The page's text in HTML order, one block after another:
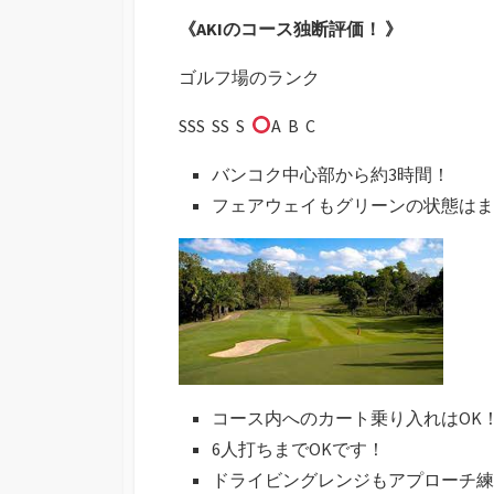
《AKIのコース独断評価！ 》
ゴルフ場のランク
SSS SS S A B C
バンコク中心部から約3時間！
フェアウェイもグリーンの状態は
コース内へのカート乗り入れはOK
6人打ちまでOKです！
ドライビングレンジもアプローチ